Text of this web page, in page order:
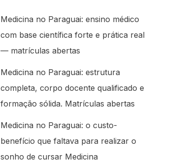
Medicina no Paraguai: ensino médico
com base científica forte e prática real
— matrículas abertas
Medicina no Paraguai: estrutura
completa, corpo docente qualificado e
formação sólida. Matrículas abertas
Medicina no Paraguai: o custo-
benefício que faltava para realizar o
sonho de cursar Medicina